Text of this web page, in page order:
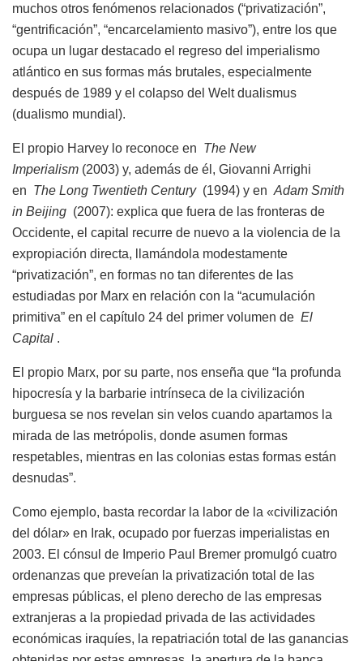
muchos otros fenómenos relacionados (“privatización”,
“gentrificación”, “encarcelamiento masivo”), entre los que
ocupa un lugar destacado el regreso del imperialismo
atlántico en sus formas más brutales, especialmente
después de 1989 y el colapso del Welt dualismus
(dualismo mundial).
El propio Harvey lo reconoce en The New
Imperialism (2003) y, además de él, Giovanni Arrighi
en The Long Twentieth Century(1994) y en Adam Smith
in Beijing (2007): explica que fuera de las fronteras de
Occidente, el capital recurre de nuevo a la violencia de la
expropiación directa, llamándola modestamente
“privatización”, en formas no tan diferentes de las
estudiadas por Marx en relación con la “acumulación
primitiva” en el capítulo 24 del primer volumen de El
Capital .
El propio Marx, por su parte, nos enseña que “la profunda
hipocresía y la barbarie intrínseca de la civilización
burguesa se nos revelan sin velos cuando apartamos la
mirada de las metrópolis, donde asumen formas
respetables, mientras en las colonias estas formas están
desnudas”.
Como ejemplo, basta recordar la labor de la «civilización
del dólar» en Irak, ocupado por fuerzas imperialistas en
2003. El cónsul de Imperio Paul Bremer promulgó cuatro
ordenanzas que preveían la privatización total de las
empresas públicas, el pleno derecho de las empresas
extranjeras a la propiedad privada de las actividades
económicas iraquíes, la repatriación total de las ganancias